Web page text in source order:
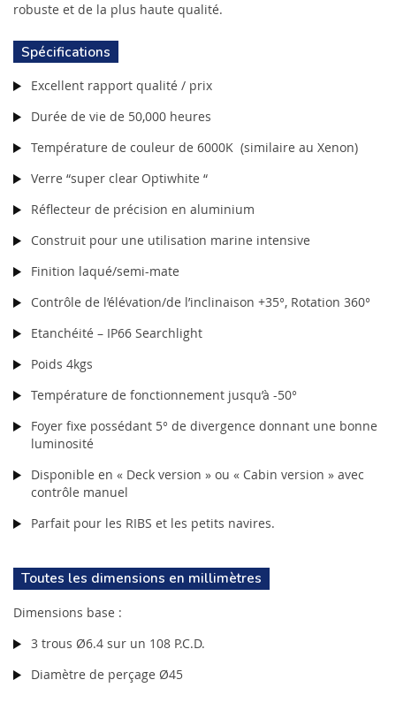
robuste et de la plus haute qualité.
Spécifications
Excellent rapport qualité / prix
Durée de vie de 50,000 heures
Température de couleur de 6000K (similaire au Xenon)
Verre “super clear Optiwhite “
Réflecteur de précision en aluminium
Construit pour une utilisation marine intensive
Finition laqué/semi-mate
Contrôle de l’élévation/de l’inclinaison +35°, Rotation 360°
Etanchéité – IP66 Searchlight
Poids 4kgs
Température de fonctionnement jusqu’à -50°
Foyer fixe possédant 5° de divergence donnant une bonne
luminosité
Disponible en « Deck version » ou « Cabin version » avec
contrôle manuel
Parfait pour les RIBS et les petits navires.
Toutes les dimensions en millimètres
Dimensions base :
3 trous Ø6.4 sur un 108 P.C.D.
Diamètre de perçage Ø45